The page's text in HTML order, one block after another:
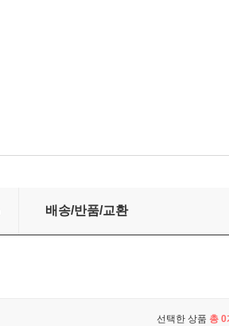
배송/반품/교환
선택한 상품 총 0